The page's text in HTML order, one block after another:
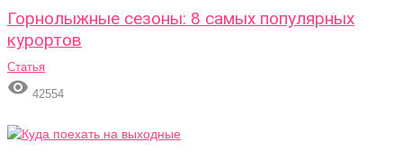
Горнолыжные сезоны: 8 самых популярных
курортов
Статья
 42554